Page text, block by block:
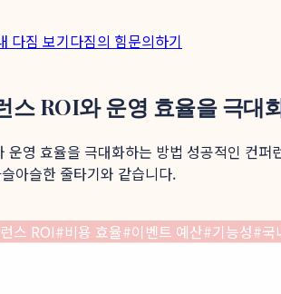
다짐 보기다짐의 힘문의하기
스 ROI와 운영 효율을 극대
운영 효율을 극대화하는 방법 성공적인 컨
아슬한 줄타기와 같습니다.
스 ROI#비용 효율#이벤트 예산#기능성#국